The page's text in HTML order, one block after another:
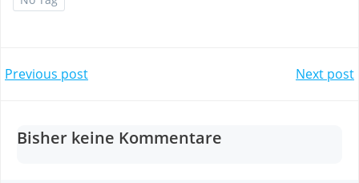
Post
navigation
Previous post
navigation
Next post
Bisher keine Kommentare